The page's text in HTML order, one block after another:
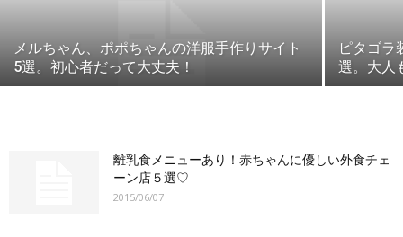
メルちゃん、ポポちゃんの洋服手作りサイト
5選。初心者だって大丈夫！
ピタゴラ
選。大人
離乳食メニューあり！赤ちゃんに優しい外食チェ
ーン店５選♡
2015/06/07